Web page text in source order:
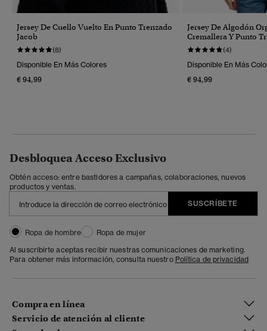
Jersey De Cuello Vuelto En Punto Trenzado
Jacob
(8)
Disponible En Más Colores
€ 94,99
Jersey De Algodón
Cremallera Y Punto
(4)
Disponible En Más
€ 94,99
Desbloquea Acceso Exclusivo
Obtén acceso: entre bastidores a campañas, colaboraciones, nuevos
productos y ventas.
SUSCRÍBETE
Ropa de hombre
Ropa de mujer
Al suscribirte aceptas recibir nuestras comunicaciones de marketing.
Para obtener más información, consulta nuestro Política de privacidad
Compra en línea
Servicio de atención al cliente